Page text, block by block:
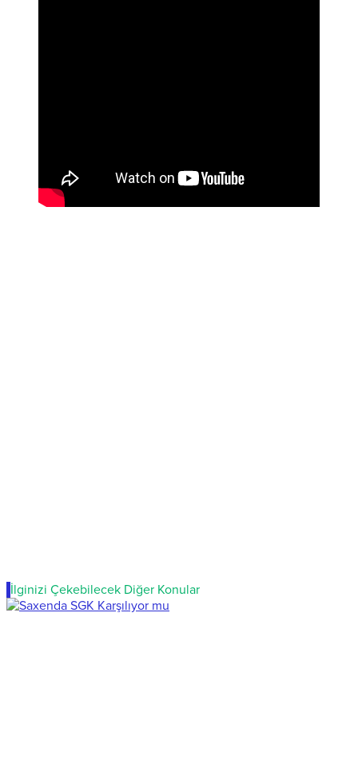
İlginizi Çekebilecek Diğer Konular